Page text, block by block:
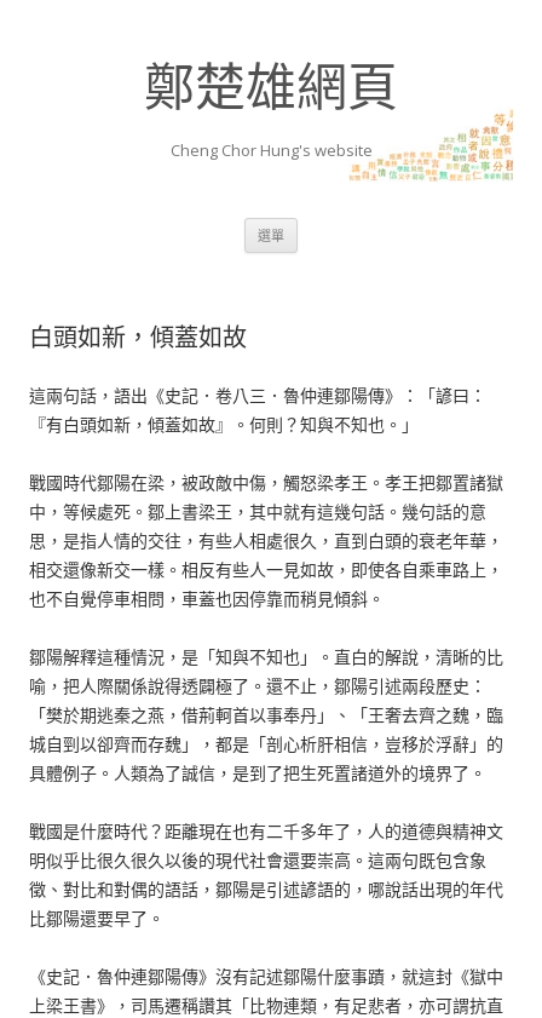
鄭楚雄網頁
Cheng Chor Hung's website
選單
白頭如新，傾蓋如故
這兩句話，語出《史記．卷八三．魯仲連鄒陽傳》：「諺曰：
『有白頭如新，傾蓋如故』。何則？知與不知也。」
戰國時代鄒陽在梁，被政敵中傷，觸怒梁孝王。孝王把鄒置諸獄
中，等候處死。鄒上書梁王，其中就有這幾句話。幾句話的意
思，是指人情的交往，有些人相處很久，直到白頭的衰老年華，
相交還像新交一樣。相反有些人一見如故，即使各自乘車路上，
也不自覺停車相問，車蓋也因停靠而稍見傾斜。
鄒陽解釋這種情況，是「知與不知也」。直白的解說，清晰的比
喻，把人際關係說得透闢極了。還不止，鄒陽引述兩段歷史：
「樊於期逃秦之燕，借荊軻首以事奉丹」、「王奢去齊之魏，臨
城自剄以卻齊而存魏」，都是「剖心析肝相信，豈移於浮辭」的
具體例子。人類為了誠信，是到了把生死置諸道外的境界了。
戰國是什麼時代？距離現在也有二千多年了，人的道德與精神文
明似乎比很久很久以後的現代社會還要崇高。這兩句既包含象
徵、對比和對偶的語話，鄒陽是引述諺語的，哪說話出現的年代
比鄒陽還要早了。
《史記．魯仲連鄒陽傳》沒有記述鄒陽什麼事蹟，就這封《獄中
上梁王書》，司馬遷稱讚其「比物連類，有足悲者，亦可謂抗直